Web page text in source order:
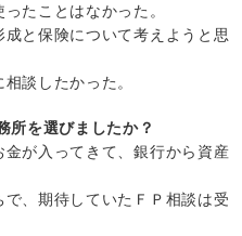
たことはなかった。
と保険について考えようと思
談したかった。
所を選びましたか？
が入ってきて、銀行から資産
で、期待していたＦＰ相談は受